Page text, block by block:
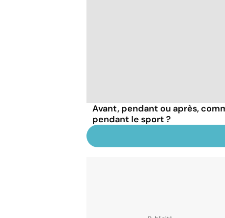
Avant, pendant ou après,
pendant le sport ?